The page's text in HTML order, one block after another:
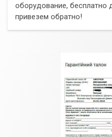
оборудование, бесплатно
привезем обратно!